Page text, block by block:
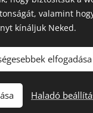
Kosárba
Car Parts
Garancia & Szállítás
valamint
kínáljuk Neked.
elfogadása
Haladó